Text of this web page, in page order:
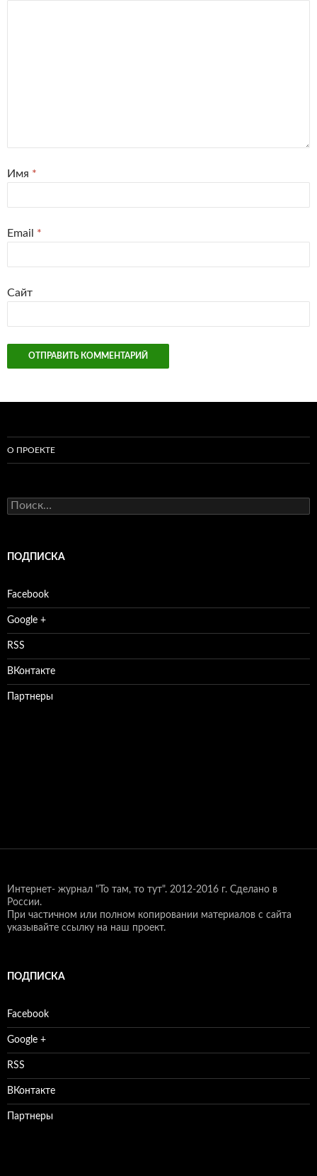
Имя *
Email *
Сайт
О ПРОЕКТЕ
Найти:
ПОДПИСКА
Facebook
Google +
RSS
ВКонтакте
Партнеры
Интернет- журнал "То там, то тут". 2012-2016 г. Сделано в
России.
При частичном или полном копировании материалов с сайта
указывайте ссылку на наш проект.
ПОДПИСКА
Facebook
Google +
RSS
ВКонтакте
Партнеры